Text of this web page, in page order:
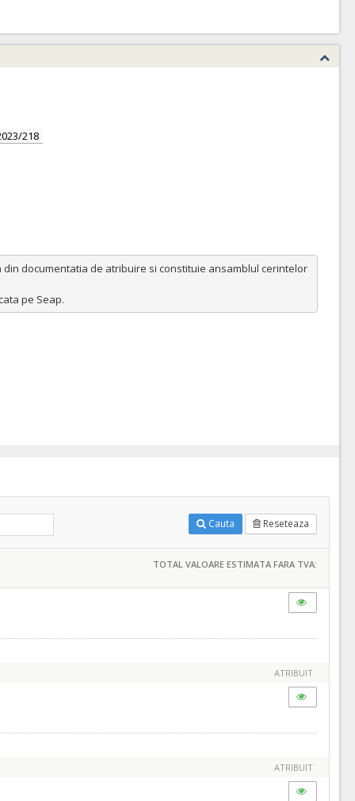
218
din documentatia de atribuire si constituie ansamblul cerintelor
pe Seap.
Cauta Reseteaza
TOTAL VALOARE ESTIMATA FARA TVA:
ATRIBUIT
ATRIBUIT